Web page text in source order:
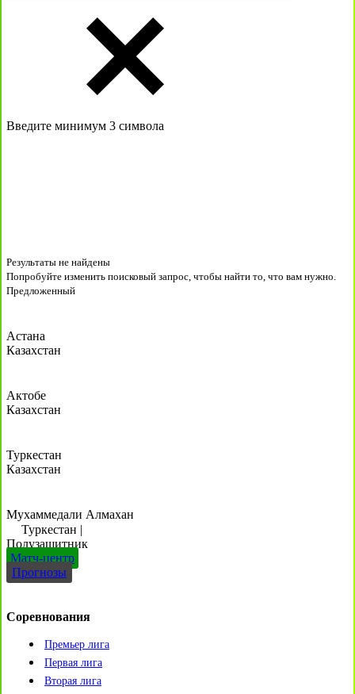
Введите минимум 3 символа
Результаты не найдены
Попробуйте изменить поисковый запрос, чтобы найти то, что вам нужно.
Предложенный
Астана
Казахстан
Актобе
Казахстан
Туркестан
Казахстан
Мухаммедали Алмахан
Туркестан |
Полузащитник
Матч-центр
Прогнозы
Соревнования
Премьер лига
Первая лига
Вторая лига